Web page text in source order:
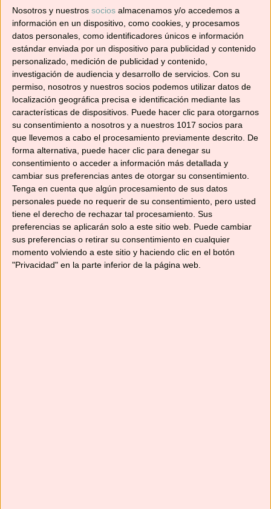
Nosotros y nuestros socios almacenamos y/o accedemos a
información en un dispositivo, como cookies, y procesamos
datos personales, como identificadores únicos e información
estándar enviada por un dispositivo para publicidad y contenido
personalizado, medición de publicidad y contenido,
investigación de audiencia y desarrollo de servicios. Con su
permiso, nosotros y nuestros socios podemos utilizar datos de
localización geográfica precisa e identificación mediante las
características de dispositivos. Puede hacer clic para otorgarnos
su consentimiento a nosotros y a nuestros 1017 socios para
que llevemos a cabo el procesamiento previamente descrito. De
forma alternativa, puede hacer clic para denegar su
consentimiento o acceder a información más detallada y
cambiar sus preferencias antes de otorgar su consentimiento.
Tenga en cuenta que algún procesamiento de sus datos
personales puede no requerir de su consentimiento, pero usted
tiene el derecho de rechazar tal procesamiento. Sus
preferencias se aplicarán solo a este sitio web. Puede cambiar
sus preferencias o retirar su consentimiento en cualquier
momento volviendo a este sitio y haciendo clic en el botón
"Privacidad" en la parte inferior de la página web.
Suscríbete ahora para recibir todas las recetas
en tu correo.
¡No te pierdas ninguna! 👩‍🍳👨‍🍳
Dirección
de
correo
electrónico
Suscribir
YouTube